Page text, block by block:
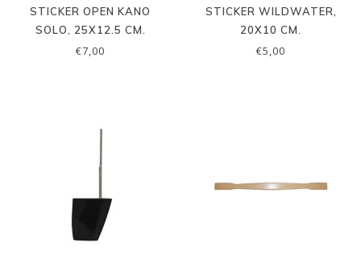
STICKER OPEN KANO
SOLO, 25X12.5 CM.
€7,00
STICKER WILDWATER,
20X10 CM.
€5,00